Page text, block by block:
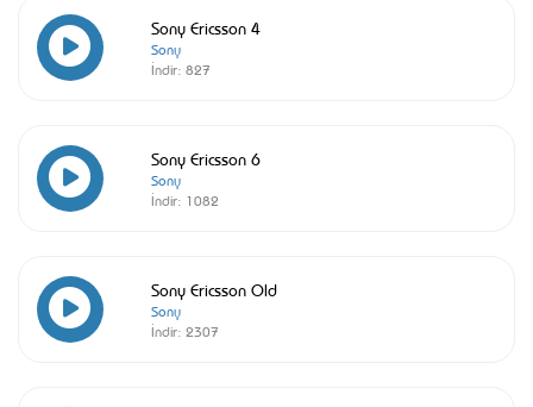
Sony Ericsson 4
Sony
İndir: 827
Sony Ericsson 6
Sony
İndir: 1082
Sony Ericsson Old
Sony
İndir: 2307